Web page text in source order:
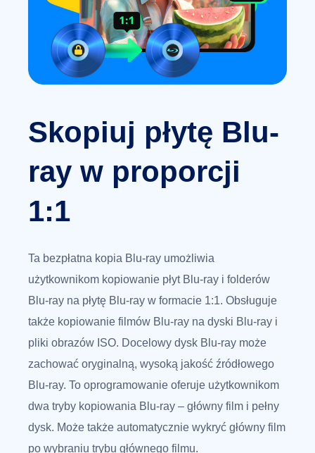
Skopiuj płytę Blu-
ray w proporcji
1:1
Ta bezpłatna kopia Blu-ray umożliwia
użytkownikom kopiowanie płyt Blu-ray i folderów
Blu-ray na płytę Blu-ray w formacie 1:1. Obsługuje
także kopiowanie filmów Blu-ray na dyski Blu-ray i
pliki obrazów ISO. Docelowy dysk Blu-ray może
zachować oryginalną, wysoką jakość źródłowego
Blu-ray. To oprogramowanie oferuje użytkownikom
dwa tryby kopiowania Blu-ray – główny film i pełny
dysk. Może także automatycznie wykryć główny film
po wybraniu trybu głównego filmu.